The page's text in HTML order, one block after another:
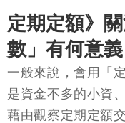
定期定額》
數」有何意義
一般來說，會用「
是資金不多的小資
藉由觀察定期定額